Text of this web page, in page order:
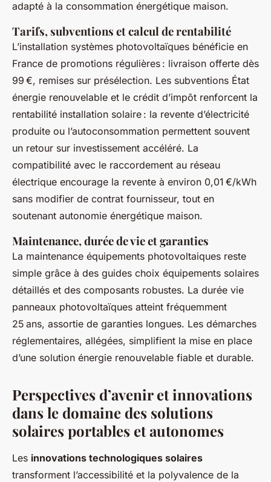
adapté à la consommation énergétique maison.
Tarifs, subventions et calcul de rentabilité
L’installation systèmes photovoltaïques bénéficie en
France de promotions régulières : livraison offerte dès
99 €, remises sur présélection. Les subventions État
énergie renouvelable et le crédit d’impôt renforcent la
rentabilité installation solaire : la revente d’électricité
produite ou l’autoconsommation permettent souvent
un retour sur investissement accéléré. La
compatibilité avec le raccordement au réseau
électrique encourage la revente à environ 0,01 €/kWh
sans modifier de contrat fournisseur, tout en
soutenant autonomie énergétique maison.
Maintenance, durée de vie et garanties
La maintenance équipements photovoltaiques reste
simple grâce à des guides choix équipements solaires
détaillés et des composants robustes. La durée vie
panneaux photovoltaïques atteint fréquemment
25 ans, assortie de garanties longues. Les démarches
réglementaires, allégées, simplifient la mise en place
d’une solution énergie renouvelable fiable et durable.
Perspectives d’avenir et innovations
dans le domaine des solutions
solaires portables et autonomes
Les innovations technologiques solaires
transforment l’accessibilité et la polyvalence de la